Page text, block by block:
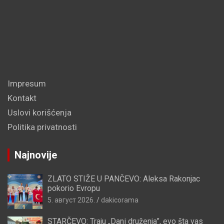
Impresum
Kontakt
Uslovi korišćenja
Politika privatnosti
Najnovije
ZLATO STIŽE U PANČEVO: Aleksa Rakonjac
pokorio Evropu
5. август 2026. dakicorama
STARČEVO: Traju „Dani druženja”, evo šta vas